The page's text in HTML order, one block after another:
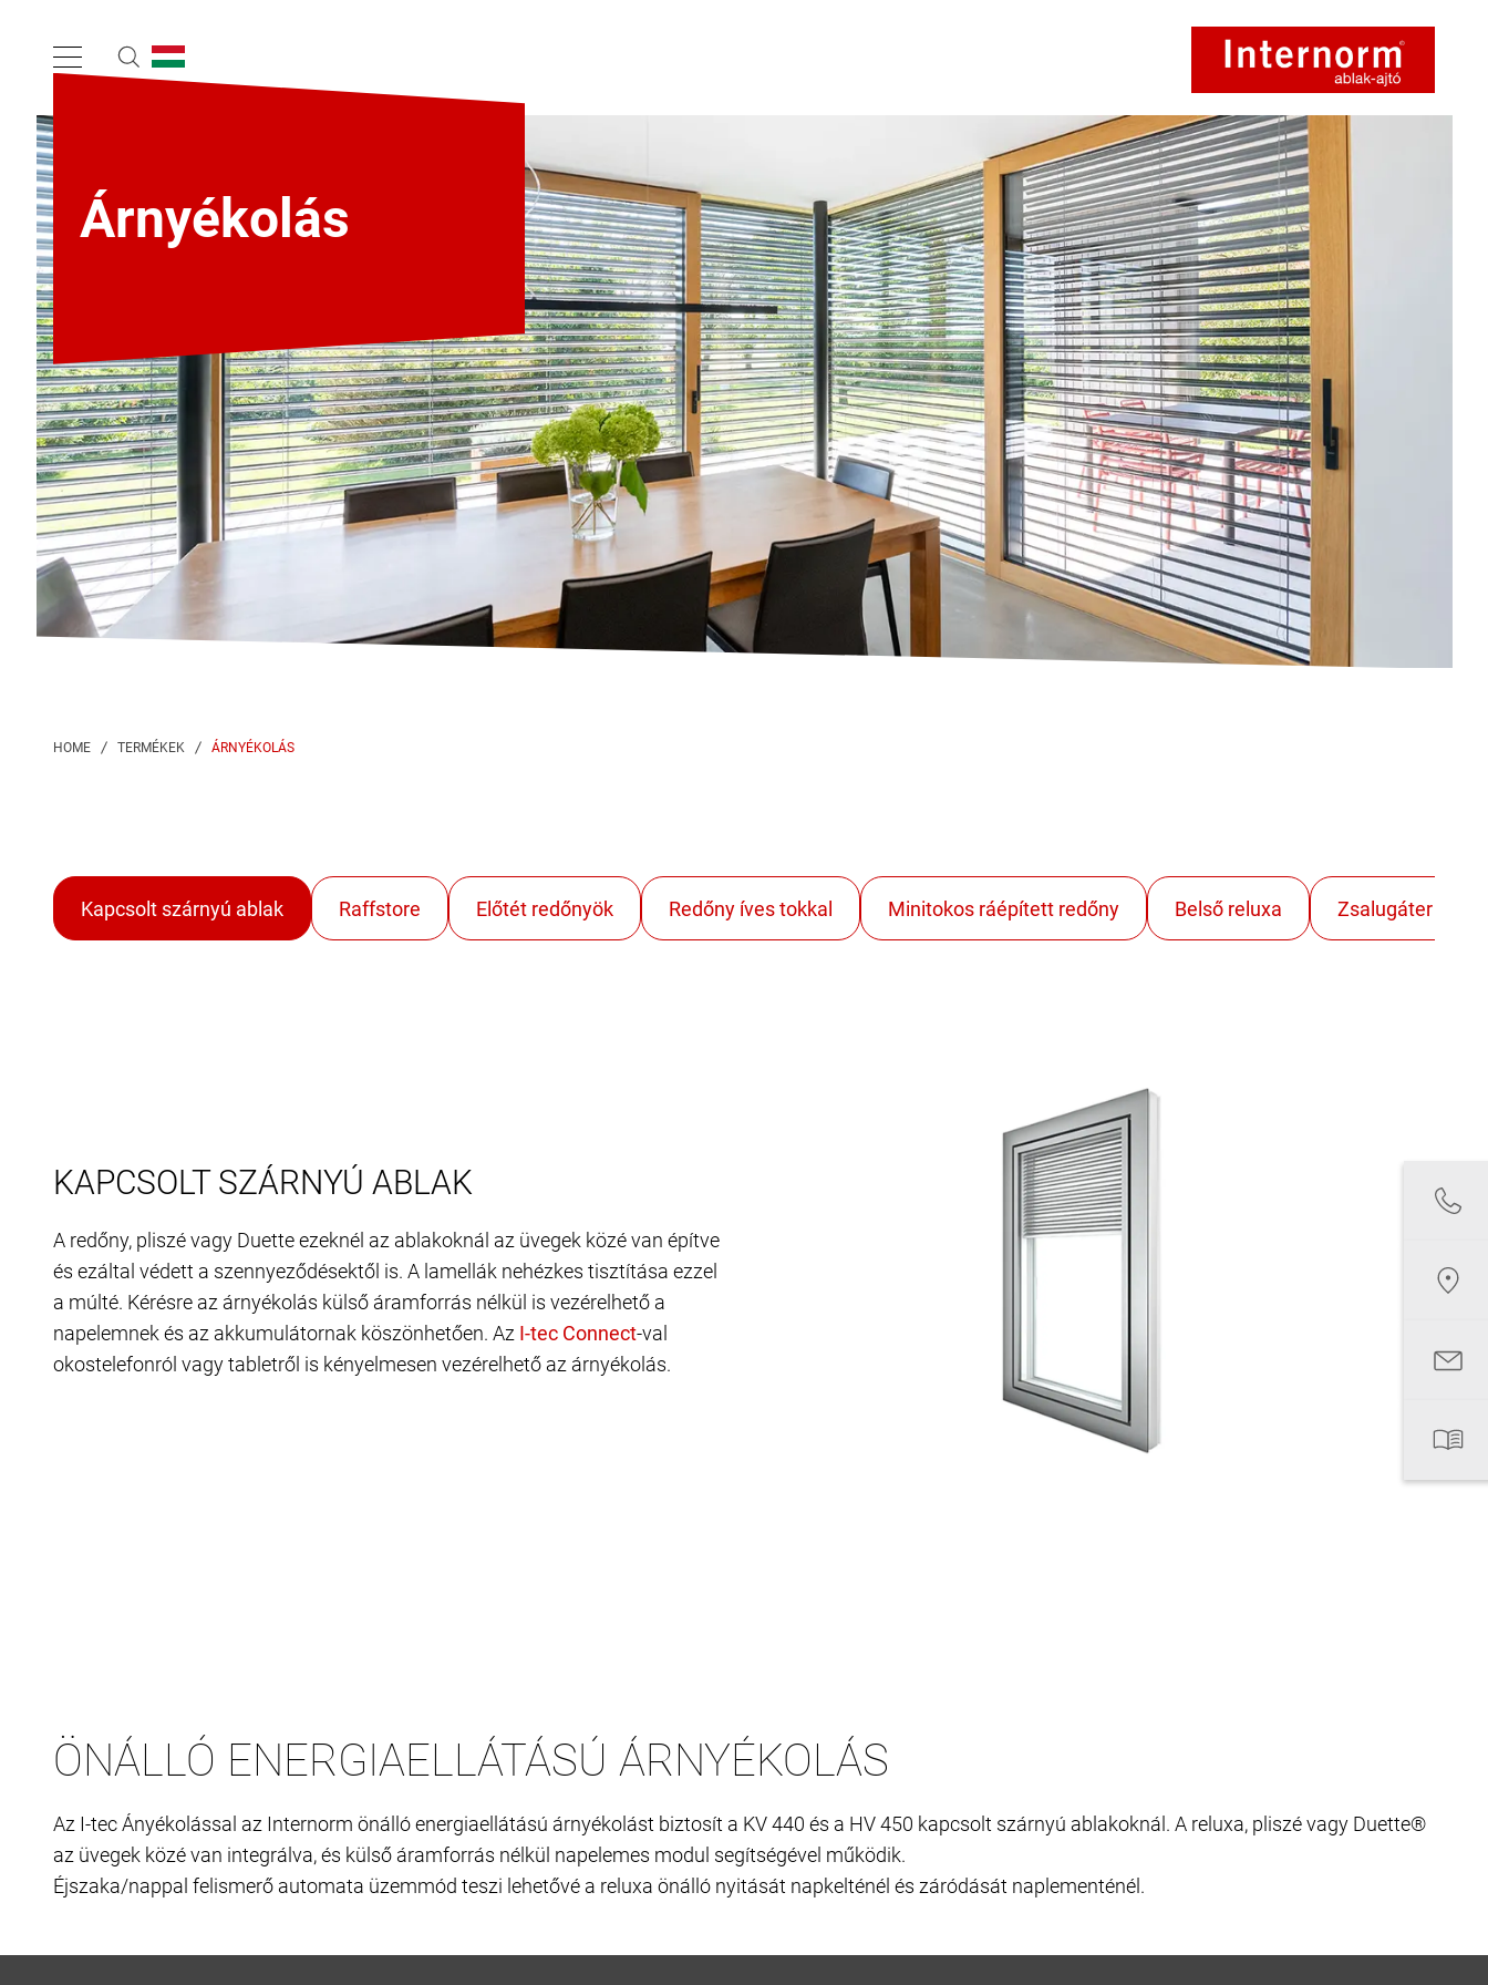
Árnyékolás
ÁRNYÉKOLÁS
KAPCSOLT SZÁRNYÚ ABLAK
A redőny, pliszé vagy Duette ezeknél az ablakoknál az üvegek közé van építve
és ezáltal védett a szennyeződésektől is. A lamellák nehézkes tisztítása ezzel
a múlté. Kérésre az árnyékolás külső áramforrás nélkül is vezérelhető a
napelemnek és az akkumulátornak köszönhetően. Az
-val
okostelefonról vagy tabletről is kényelmesen vezérelhető az árnyékolás.
ÖNÁLLÓ ENERGIAELLÁTÁSÚ ÁRNYÉKOLÁS
Az I-tec Ányékolással az Internorm önálló energiaellátású árnyékolást biztosít a KV 440 és a HV 450 kapcsolt szárnyú ablakoknál. A reluxa, pliszé vagy Duette®
az üvegek közé van integrálva, és külső áramforrás nélkül napelemes modul segítségével működik.
Éjszaka/nappal felismerő automata üzemmód teszi lehetővé a reluxa önálló nyitását napkelténél és záródását naplementénél.